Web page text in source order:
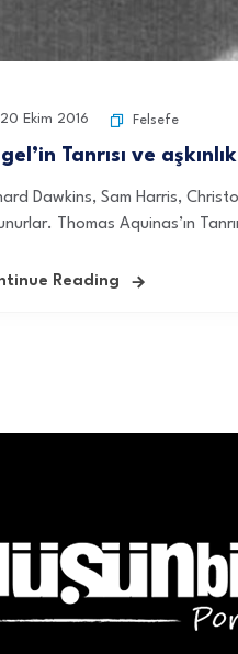
20 Ekim 2016 Felsefe
Tanrısı ve aşkınlık
Dawkins, Sam Harris,
Thomas Aquinas’ın
Reading